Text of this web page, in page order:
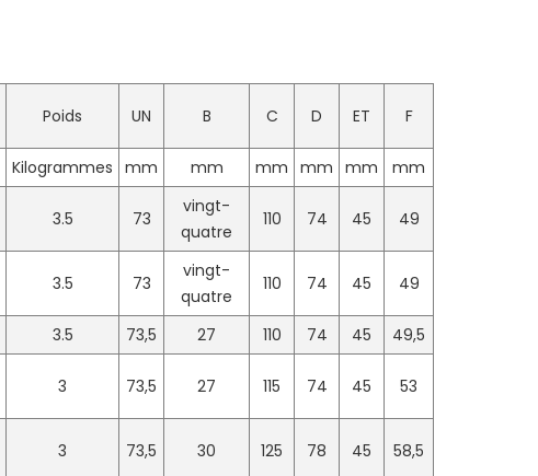
Poids UN B C D ET F
Kilogrammes mm mm mm mm mm mm
3.5 73
vingt-
quatre
110 74 45 49
3.5 73
vingt-
quatre
110 74 45 49
3.5 73,5 27 110 74 45 49,5
3 73,5 27 115 74 45 53
3 73,5 30 125 78 45 58,5